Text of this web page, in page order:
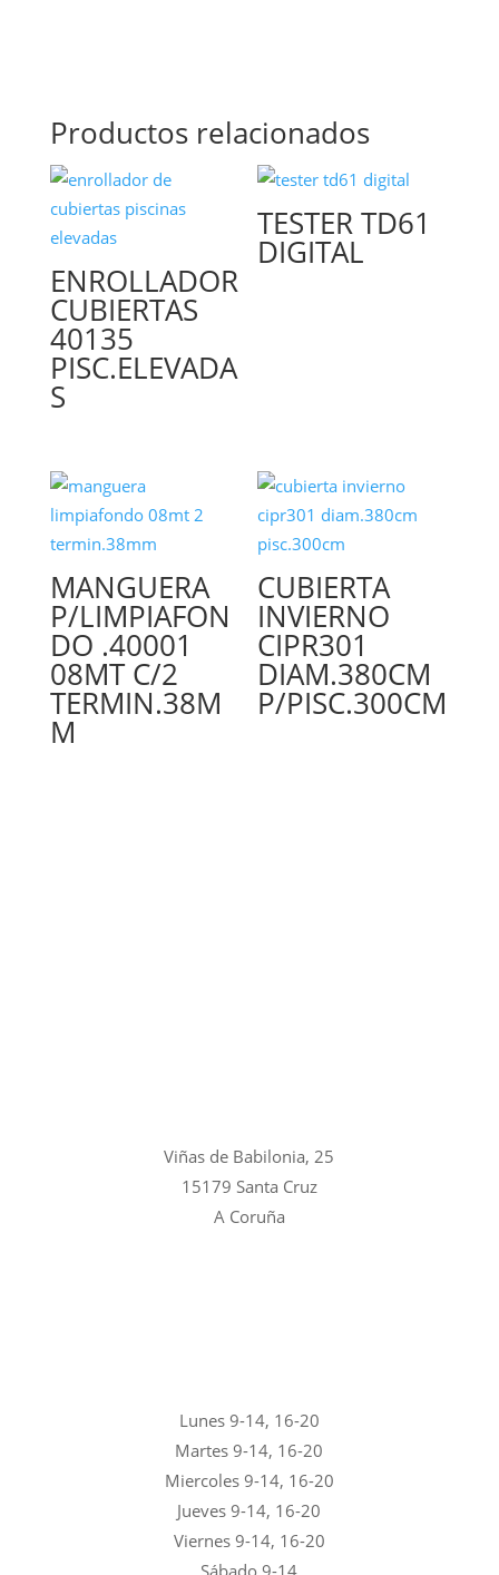
Productos relacionados
ENROLLADOR
CUBIERTAS
40135
PISC.ELEVADA
S
TESTER TD61
DIGITAL
MANGUERA
P/LIMPIAFON
DO .40001
08MT C/2
TERMIN.38M
M
CUBIERTA
INVIERNO
CIPR301
DIAM.380CM
P/PISC.300CM
Viñas de Babilonia, 25
15179 Santa Cruz
A Coruña
Lunes 9-14, 16-20
Martes 9-14, 16-20
Miercoles 9-14, 16-20
Jueves 9-14, 16-20
Viernes 9-14, 16-20